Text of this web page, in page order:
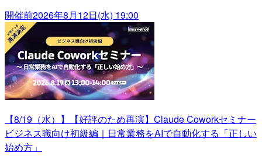
開催前2026年8月12日(水) 19:00
【8/19（水）】【好評のため再演】Claude Coworkセミナー
ビジネス職向け初級編｜日常業務をAIで自動化する「正しい
始め方」